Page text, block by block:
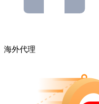
海外代理